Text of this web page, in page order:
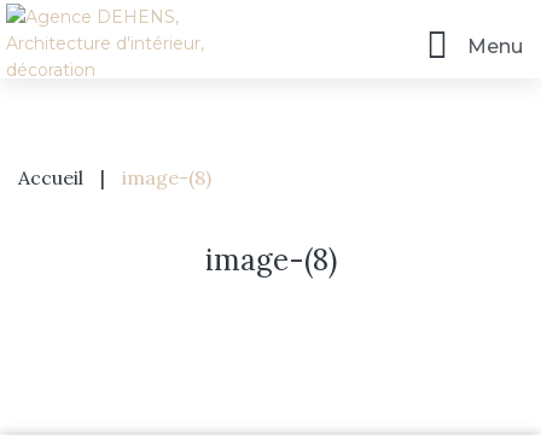
Menu
Accueil | image-(8)
image-(8)